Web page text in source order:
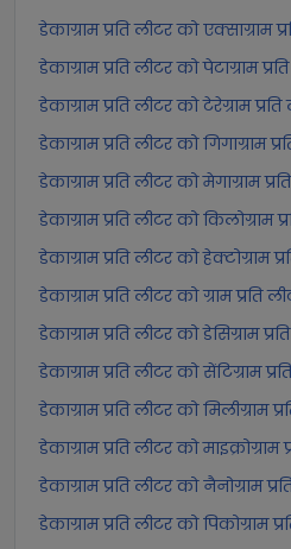
डेकाग्राम प्रति लीटर को एक्साग्राम
डेकाग्राम प्रति लीटर को पेटाग्राम
डेकाग्राम प्रति लीटर को टेरेग्राम
डेकाग्राम प्रति लीटर को गिगाग्राम
डेकाग्राम प्रति लीटर को मेगाग्राम
डेकाग्राम प्रति लीटर को किलोग्राम
डेकाग्राम प्रति लीटर को हेक्टोग्राम
डेकाग्राम प्रति लीटर को ग्राम प्रति
डेकाग्राम प्रति लीटर को डेसिग्राम
डेकाग्राम प्रति लीटर को सेंटिग्राम
डेकाग्राम प्रति लीटर को मिलीग्राम
डेकाग्राम प्रति लीटर को
डेकाग्राम प्रति लीटर को नैनोग्राम
डेकाग्राम प्रति लीटर को पिकोग्राम